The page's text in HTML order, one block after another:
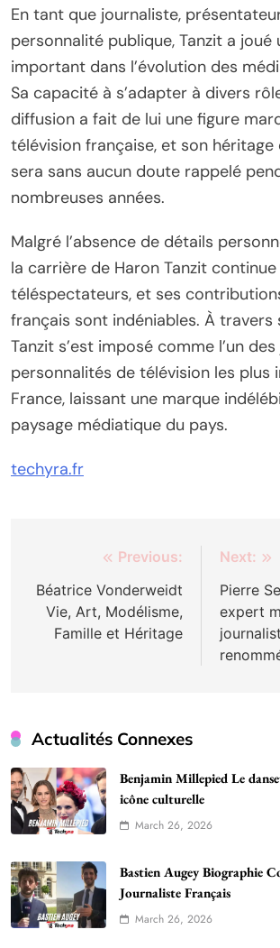
En tant que journaliste,
personnalité publique, Tanzit a joué
important dans l’évolution des
Sa capacité à s’adapter à divers
diffusion a fait de lui une figure
télévision française, et son héritage
sera sans aucun doute rappelé
nombreuses années.
Malgré l’absence de détails
la carrière de Haron Tanzit
téléspectateurs, et ses
français sont indéniables. À travers
Tanzit s’est imposé comme l’un
personnalités de télévision les plus
France, laissant une marque
paysage médiatique du pays.
techyra.fr
navigation
Previous:
Béatrice Vonderweidt
Vie, Art, Modélisme,
Famille et Héritage
Next:
Pierre
expert
Actualités Connexes
Benjamin Millepied Le
icône culturelle
March 26, 2026
Bastien Augey Biographie
Journaliste Français
March 26, 2026